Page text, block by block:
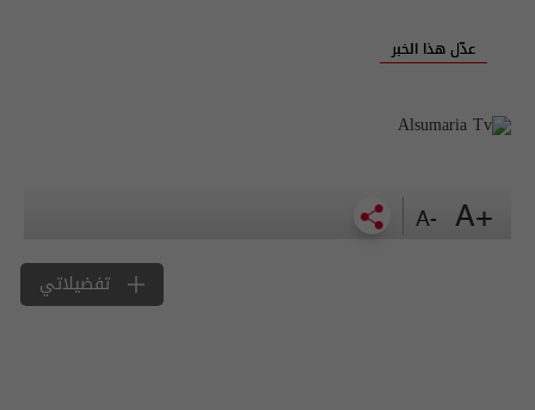
عدّل هذا الخبر
تفضيلاتي
+A
-A